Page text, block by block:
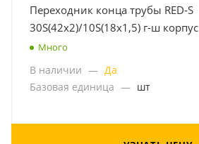
Переходник конца трубы RED-S
30S(42x2)/10S(18x1,5) г-ш корпус
Много
В наличии — Да
Базовая единица — шт